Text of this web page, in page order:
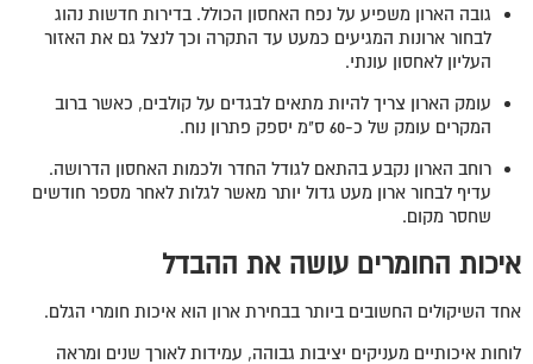
גובה הארון משפיע על נפח האחסון הכולל. בדירות חדשות נהוג
לבחור ארונות המגיעים כמעט עד התקרה וכך לנצל גם את האזור
העליון לאחסון עונתי.
עומק הארון צריך להיות מתאים לבגדים על קולבים, כאשר ברוב
המקרים עומק של כ-60 ס"מ יספק פתרון נוח.
רוחב הארון נקבע בהתאם לגודל החדר ולכמות האחסון הדרושה.
עדיף לבחור ארון מעט גדול יותר מאשר לגלות לאחר מספר חודשים
שחסר מקום.
איכות החומרים עושה את ההבדל
אחד השיקולים החשובים ביותר בבחירת ארון הוא איכות חומרי הגלם.
לוחות איכותיים מעניקים יציבות גבוהה, עמידות לאורך שנים ומראה